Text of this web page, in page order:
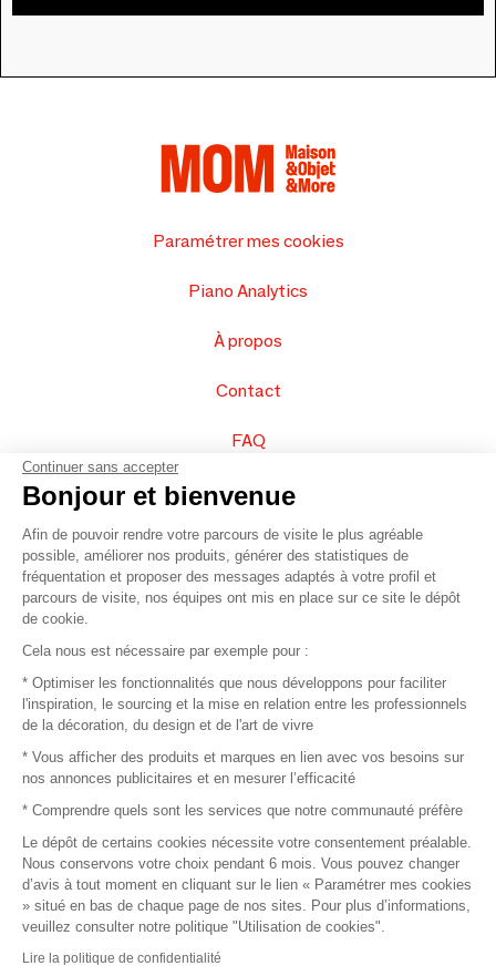
Paramétrer mes cookies
Piano Analytics
À propos
Contact
FAQ
Vendez vos produits
Plan du site
© 2016 –Organisation SAFI
Recrutement
Mentions légales
Conditions commerciales
Continuer sans accepter
Bonjour et bienvenue
Afin de pouvoir rendre votre parcours de visite le plus agréable
possible, améliorer nos produits, générer des statistiques de
fréquentation et proposer des messages adaptés à votre profil et
parcours de visite, nos équipes ont mis en place sur ce site le dépôt
de cookie.
Cela nous est nécessaire par exemple pour :
* Optimiser les fonctionnalités que nous développons pour faciliter
l'inspiration, le sourcing et la mise en relation entre les professionnels
de la décoration, du design et de l'art de vivre
* Vous afficher des produits et marques en lien avec vos besoins sur
nos annonces publicitaires et en mesurer l’efficacité
* Comprendre quels sont les services que notre communauté préfère
Le dépôt de certains cookies nécessite votre consentement préalable.
Nous conservons votre choix pendant 6 mois. Vous pouvez changer
d’avis à tout moment en cliquant sur le lien « Paramétrer mes cookies
» situé en bas de chaque page de nos sites. Pour plus d’informations,
veuillez consulter notre politique "Utilisation de cookies".
Lire la politique de confidentialité